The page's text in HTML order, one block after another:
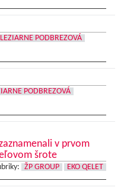
PODBREZOVÁ
PODBREZOVÁ
v prvom
šrote
ŽP GROUP EKO QELET